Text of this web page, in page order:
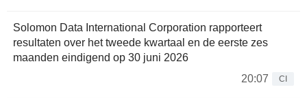
Solomon Data International Corporation rapporteert
resultaten over het tweede kwartaal en de eerste zes
maanden eindigend op 30 juni 2026
20:07
CI